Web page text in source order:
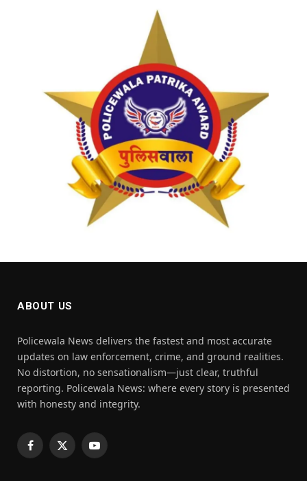
ABOUT US
Policewala News delivers the fastest and most accurate
updates on law enforcement, crime, and ground realities.
No distortion, no sensationalism—just clear, truthful
reporting. Policewala News: where every story is presented
with honesty and integrity.
Facebook
X
YouTube